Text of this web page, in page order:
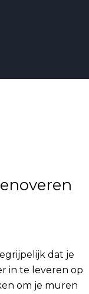
dat je
in te leveren op
om je muren